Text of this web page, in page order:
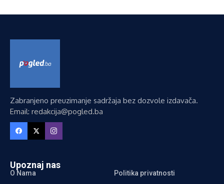
Zabranjeno preuzimanje sadržaja bez dozvole izdavača.
Email: redakcija@pogled.ba
Upoznaj nas
O Nama
Politika privatnosti